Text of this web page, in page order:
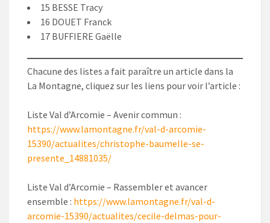
15 BESSE Tracy
16 DOUET Franck
17 BUFFIERE Gaëlle
Chacune des listes a fait paraître un article dans la
La Montagne, cliquez sur les liens pour voir l’article :
Liste Val d’Arcomie – Avenir commun :
https://www.lamontagne.fr/val-d-arcomie-
15390/actualites/christophe-baumelle-se-
presente_14881035/
Liste Val d’Arcomie – Rassembler et avancer
ensemble : https://www.lamontagne.fr/val-d-
arcomie-15390/actualites/cecile-delmas-pour-